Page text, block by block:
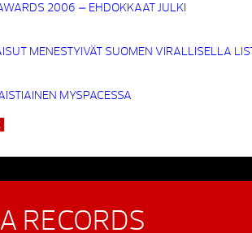
2006 – EHDOKKAAT JULKI
MENESTYIVÄT SUOMEN VIRALLISELLA
MYSPACESSA
RECORDS